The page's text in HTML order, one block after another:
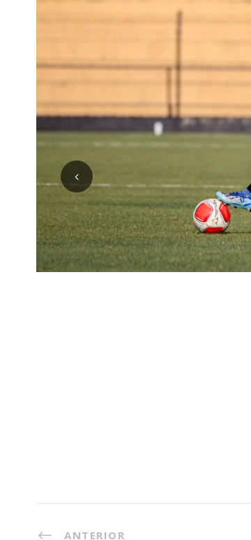
ANTERIOR